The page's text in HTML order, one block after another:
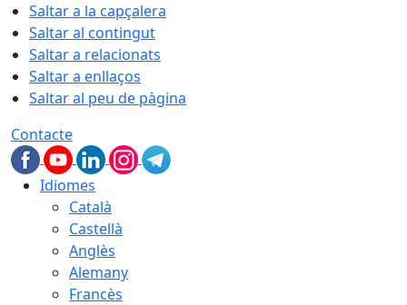
Saltar a la capçalera
Saltar al contingut
Saltar a relacionats
Saltar a enllaços
Saltar al peu de pàgina
Contacte
Idiomes
Català
Castellà
Anglès
Alemany
Francès